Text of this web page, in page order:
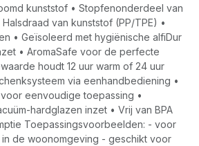
kunststof • Stopfenonderdeel van
van kunststof (PP/TPE) •
• Geïsoleerd met hygiënische alfiDur
• AromaSafe voor de perfecte
houdt 12 uur warm of 24 uur
via eenhandbediening •
eenvoudige toepassing •
hardglazen inzet • Vrij van BPA
Toepassingsvoorbeelden: - voor
de woonomgeving - geschikt voor